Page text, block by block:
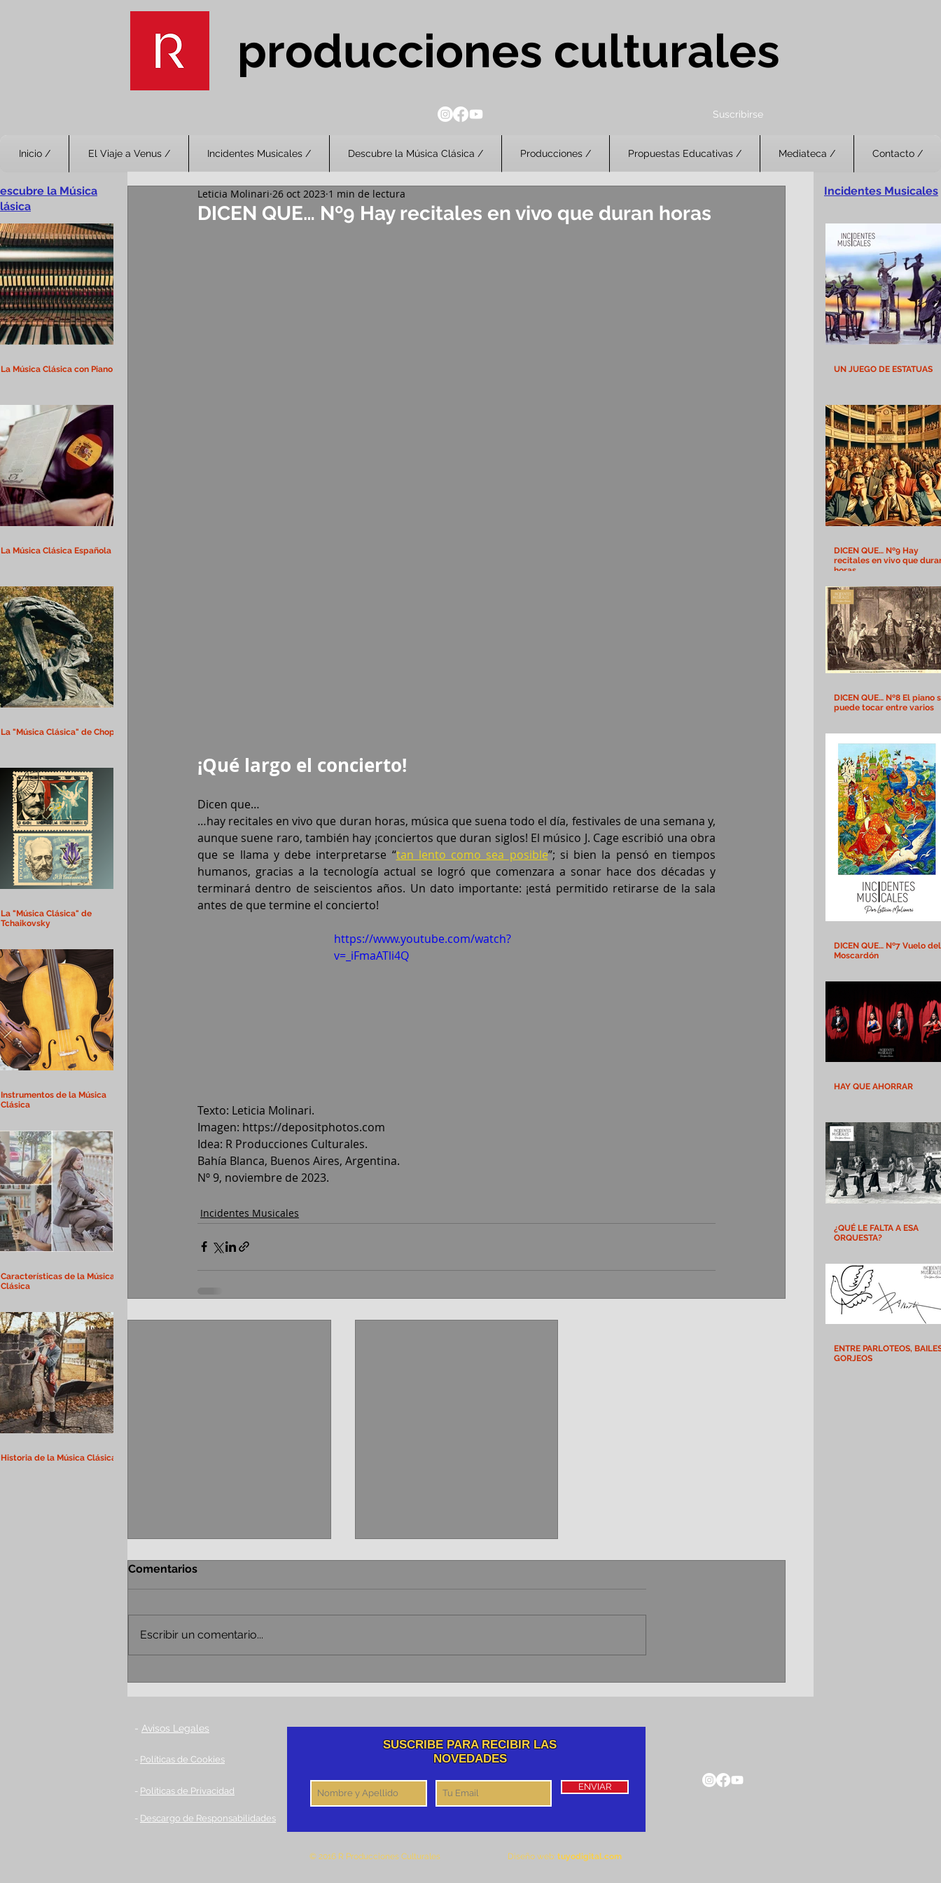
producciones culturales
Suscribirse
Inicio / El Viaje a Venus / Incidentes Musicales / Descubre la Música Clásica / Producciones / Propuestas Educativas / Mediateca / Contacto /
la Música
La Música Clásica con Piano
La Música Clásica Española
La "Música Clásica" de Chopin
La "Música Clásica" de
Tchaikovsky
Instrumentos de la Música
Clásica
Características de la Música
Clásica
Historia de la Música Clásica
DICEN QUE… Nº9 Hay recitales en vivo que duran horas
Leticia Molinari 26 oct 2023 1 min de lectura
¡Qué largo el concierto!
Dicen que…
…hay recitales en vivo que duran horas, música que suena todo el día, festivales de una semana y,
aunque suene raro, también hay ¡conciertos que duran siglos! El músico J. Cage escribió una obra
que se llama y debe interpretarse “tan lento como sea posible”; si bien la pensó en tiempos
humanos, gracias a la tecnología actual se logró que comenzara a sonar hace dos décadas y
terminará dentro de seiscientos años. Un dato importante: ¡está permitido retirarse de la sala
antes de que termine el concierto!
https://www.youtube.com/watch?
v=_iFmaATli4Q
Texto: Leticia Molinari.
Imagen: https://depositphotos.com
Idea: R Producciones Culturales.
Bahía Blanca, Buenos Aires, Argentina.
Nº 9, noviembre de 2023.
Incidentes Musicales
Comentarios
Escribir un comentario...
Incidentes Musicales
UN JUEGO DE ESTATUAS
DICEN QUE… Nº9 Hay
recitales en vivo que
horas
DICEN QUE… Nº8 El piano
puede tocar entre varios
DICEN QUE… Nº7 Vuelo del
Moscardón
HAY QUE AHORRAR
¿QUÉ LE FALTA A ESA
ORQUESTA?
ENTRE PARLOTEOS,
GORJEOS
- Avisos Legales
- Políticas de Cookies
- Políticas de Privacidad
- Descargo de Responsabilidades
SUSCRIBE PARA RECIBIR LAS
NOVEDADES
ENVIAR
© 2016 R Producciones Culturales Diseño web: tuyodigital.com